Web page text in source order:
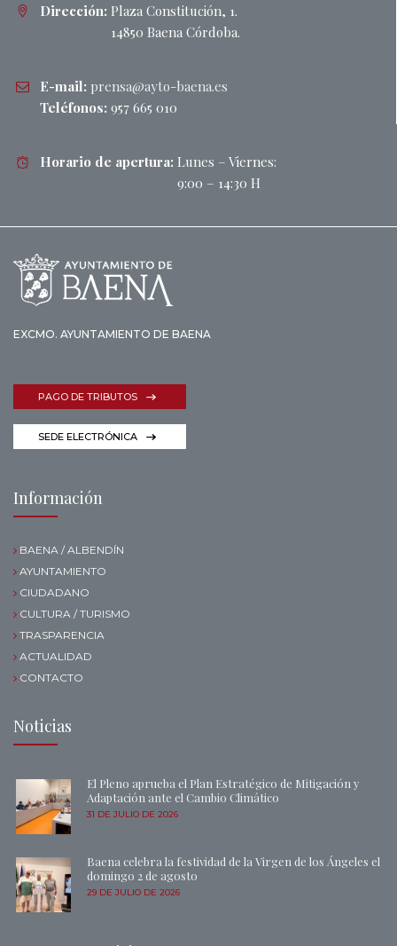
Dirección: Plaza Constitución, 1.
14850 Baena Córdoba.
E-mail: prensa@ayto-baena.es
Teléfonos: 957 665 010
Horario de apertura: Lunes – Viernes:
9:00 – 14:30 H
EXCMO. AYUNTAMIENTO DE BAENA
PAGO DE TRIBUTOS
SEDE ELECTRÓNICA
Información
BAENA / ALBENDÍN
AYUNTAMIENTO
CIUDADANO
CULTURA / TURISMO
TRASPARENCIA
ACTUALIDAD
CONTACTO
Noticias
El Pleno aprueba el Plan Estratégico de Mitigación y
Adaptación ante el Cambio Climático
31 DE JULIO DE 2026
Baena celebra la festividad de la Virgen de los Ángeles el
domingo 2 de agosto
29 DE JULIO DE 2026